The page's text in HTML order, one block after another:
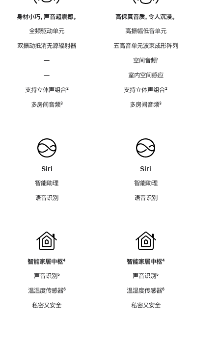
身材小巧，声音超震撼。
全频驱动单元
双振动抵消无源辐射器
—
—
支持立体声组合脚
²
多房间音频脚
³
Siri
智能助理
语音识别
智能家居中枢脚
⁴
声音识别脚
⁵
温湿度传感器脚
⁶
私密又安全
高保真音质，令人沉浸。
高振幅低音单元
五高音单元波束成形阵列
空间音频脚
¹
室内空间感应
支持立体声组合脚
²
多房间音频脚
³
Siri
智能助理
语音识别
智能家居中枢脚
⁴
声音识别脚
⁵
温湿度传感器脚
⁶
私密又安全